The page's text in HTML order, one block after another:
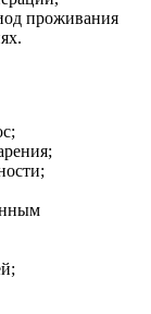
проживания